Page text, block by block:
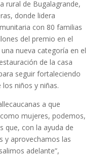
rural de Bugalagrande,
donde lidera
con 80 familias
del premio en el
nueva categoría en el
de la casa
seguir fortaleciendo
niños y niñas.
a que
mujeres, podemos,
que, con la ayuda de
y aprovechamos las
adelante”,